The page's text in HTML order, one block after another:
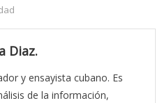
Diaz.
y ensayista cubano. Es
de la información,